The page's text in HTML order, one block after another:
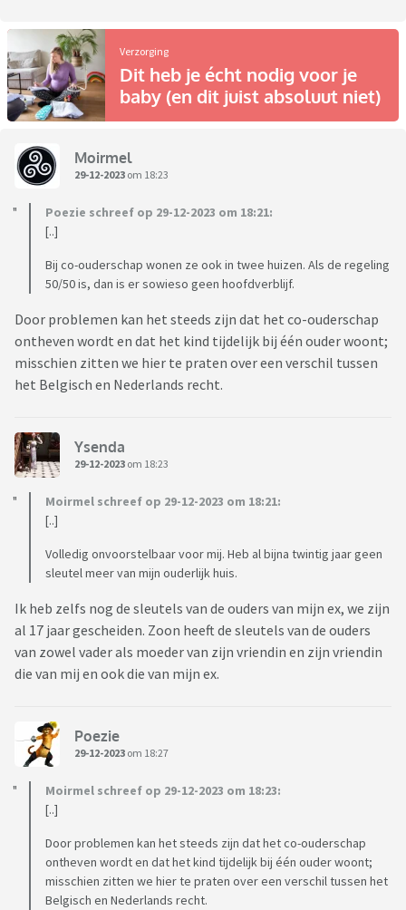
Verzorging
Dit heb je écht nodig voor je
baby (en dit juist absoluut niet)
Moirmel
29-12-2023 om 18:23
Poezie schreef op 29-12-2023 om 18:21:
[..]
Bij co-ouderschap wonen ze ook in twee huizen. Als de regeling
50/50 is, dan is er sowieso geen hoofdverblijf.
Door problemen kan het steeds zijn dat het co-ouderschap
ontheven wordt en dat het kind tijdelijk bij één ouder woont;
misschien zitten we hier te praten over een verschil tussen
het Belgisch en Nederlands recht.
Ysenda
29-12-2023 om 18:23
Moirmel schreef op 29-12-2023 om 18:21:
[..]
Volledig onvoorstelbaar voor mij. Heb al bijna twintig jaar geen
sleutel meer van mijn ouderlijk huis.
Ik heb zelfs nog de sleutels van de ouders van mijn ex, we zijn
al 17 jaar gescheiden. Zoon heeft de sleutels van de ouders
van zowel vader als moeder van zijn vriendin en zijn vriendin
die van mij en ook die van mijn ex.
Poezie
29-12-2023 om 18:27
Moirmel schreef op 29-12-2023 om 18:23:
[..]
Door problemen kan het steeds zijn dat het co-ouderschap
ontheven wordt en dat het kind tijdelijk bij één ouder woont;
misschien zitten we hier te praten over een verschil tussen het
Belgisch en Nederlands recht.